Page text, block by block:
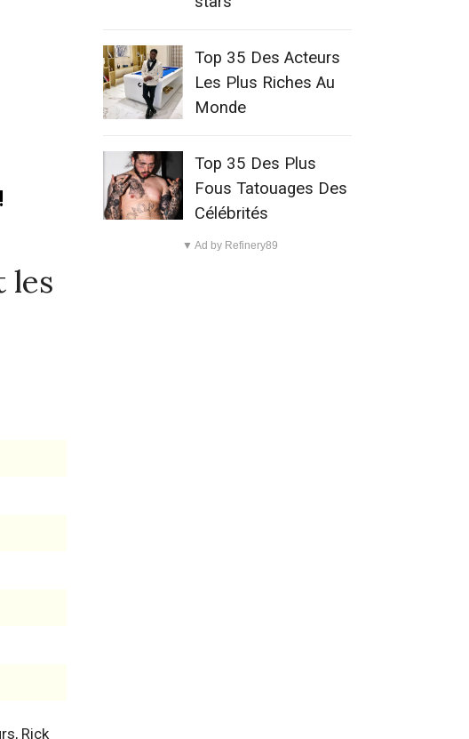
les
Rick
Top 35 Des Acteurs
Les Plus Riches Au
Monde
Top 35 Des Plus
Fous Tatouages Des
Célébrités
▼ Ad by Refinery89